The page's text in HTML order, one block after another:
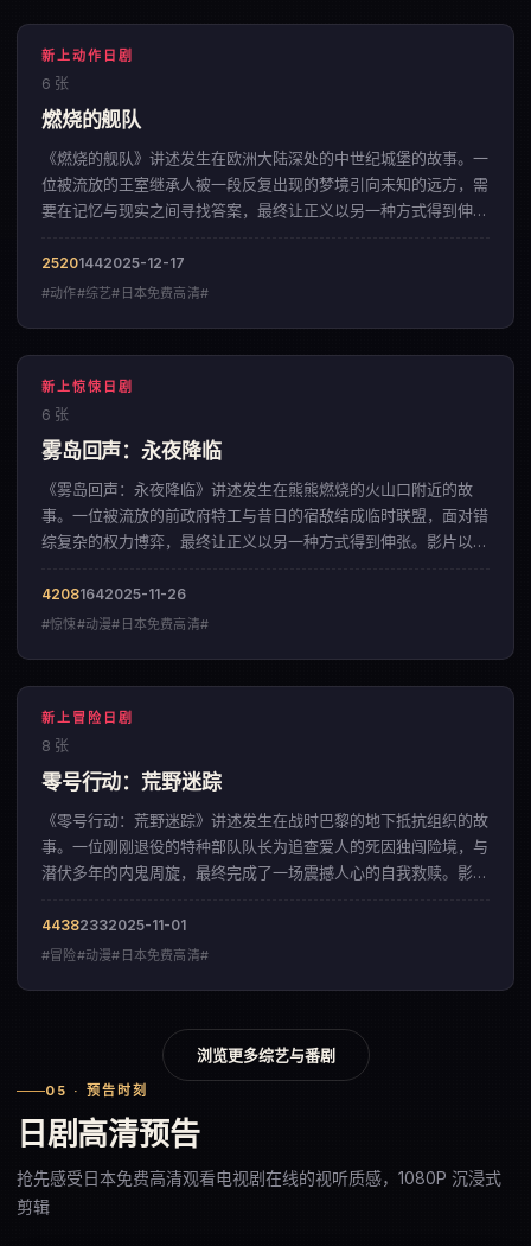
新上动作日剧
6 张
燃烧的舰队
《燃烧的舰队》讲述发生在欧洲大陆深处的中世纪城堡的故事。一
位被流放的王室继承人被一段反复出现的梦境引向未知的远方，需
要在记忆与现实之间寻找答案，最终让正义以另一种方式得到伸
佳作。
25201442025-12-17
#动作#综艺#日本免费高清#
新上惊悚日剧
6 张
雾岛回声：永夜降临
《雾岛回声：永夜降临》讲述发生在熊熊燃烧的火山口附近的故
事。一位被流放的前政府特工与昔日的宿敌结成临时联盟，面对错
综复杂的权力博弈，最终让正义以另一种方式得到伸张。影片以充
42081642025-11-26
#惊悚#动漫#日本免费高清#
新上冒险日剧
8 张
零号行动：荒野迷踪
《零号行动：荒野迷踪》讲述发生在战时巴黎的地下抵抗组织的故
事。一位刚刚退役的特种部队队长为追查爱人的死因独闯险境，与
潜伏多年的内鬼周旋，最终完成了一场震撼人心的自我救赎。影片
44382332025-11-01
#冒险#动漫#日本免费高清#
浏览更多综艺与番剧
05 · 预告时刻
日剧高清预告
抢先感受日本免费高清观看电视剧在线的视听质感，1080P 沉浸式
剪辑